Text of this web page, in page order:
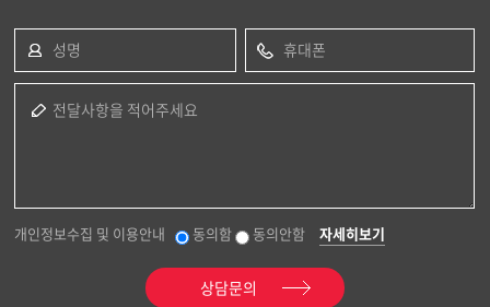
성명 휴대폰
전달사항을 적어주세요
개인정보수집 및 이용안내 동의함 동의안함 자세히보기
상담문의